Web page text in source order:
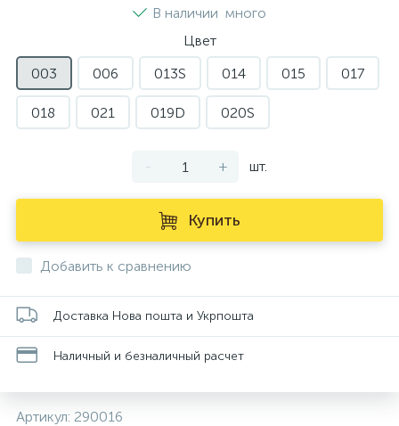
В наличии много
Цвет
003
006 013S 014 015 017
018 021 019D 020S
- + шт.
Купить
Добавить к сравнению
Доставка Нова пошта и Укрпошта
Наличный и безналичный расчет
Артикул: 290016